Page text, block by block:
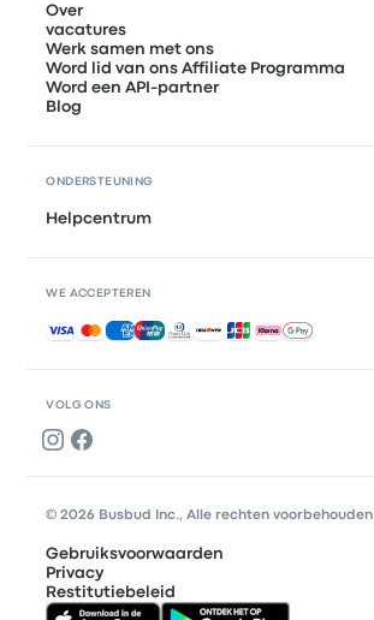
VOLG ONS
Over
vacatures
Werk samen met ons
Word lid van ons Affiliate Programma
Word een API-partner
Blog
ONDERSTEUNING
Helpcentrum
WE ACCEPTEREN
Geaccepteerde betalingen
© 2026 Busbud Inc., Alle rechten voorbehouden
Gebruiksvoorwaarden
Privacy
Restitutiebeleid